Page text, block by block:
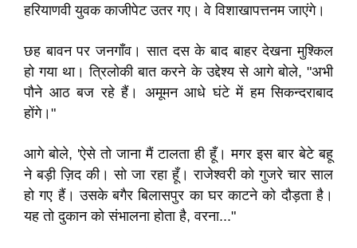
हरियाणवी युवक काजीपेट उतर गए। वे विशाखापत्तनम जाएंगे।
छह बावन पर जनगाँव। सात दस के बाद बाहर देखना मुश्किल
हो गया था। त्रिलोकी बात करने के उद्देश्य से आगे बोले, "अभी
पौने आठ बज रहे हैं। अमूमन आधे घंटे में हम सिकन्दराबाद
होंगे।"
आगे बोले, 'ऐसे तो जाना मैं टालता ही हूँ। मगर इस बार बेटे बहू
ने बड़ी ज़िद की। सो जा रहा हूँ। राजेश्वरी को गुजरे चार साल
हो गए हैं। उसके बगैर बिलासपुर का घर काटने को दौड़ता है।
यह तो दुकान को संभालना होता है, वरना..."